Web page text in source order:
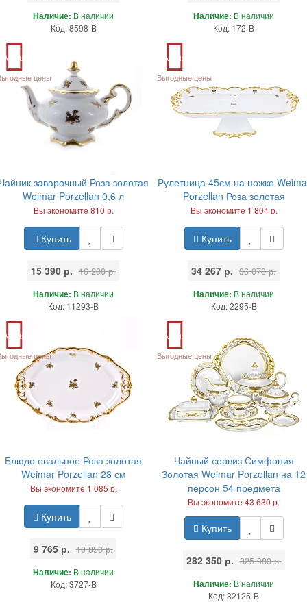
Наличие: В наличии
Код: 8598-B
Наличие: В наличии
Код: 172-B
Акция
цены
заварочный Роза золотая
Weimar Porzellan 0,6 л
Вы экономите 810 р.
Купить
15 390 р. 16 200 р.
Наличие: В наличии
Код: 11293-B
Акция
Выгодные цены
Рулетница 45см на ножке
Porzellan Роза золотая
Вы экономите 1 804 р.
Купить
34 267 р. 36 070 р.
Наличие: В наличии
Код: 2295-B
Акция
цены
Блюдо овальное Роза золотая
Weimar Porzellan 28 см
Вы экономите 1 085 р.
Купить
9 765 р. 10 850 р.
Наличие: В наличии
Код: 3727-B
Акция
Выгодные цены
Чайный сервиз Симфония
Золотая Weimar Porzellan на 12
персон 54 предмета
Вы экономите 43 630 р.
Купить
282 350 р. 325 980 р.
Наличие: В наличии
Код: 32125-B